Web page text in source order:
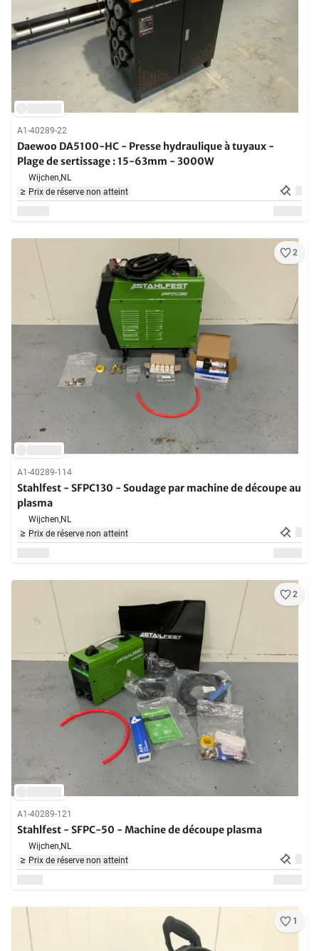
A1-40289-22
Daewoo DA5100-HC - Presse hydraulique à tuyaux -
Plage de sertissage : 15-63mm - 3000W
Wijchen,NL
Prix de réserve non atteint
2
A1-40289-114
Stahlfest - SFPC130 - Soudage par machine de découpe au
plasma
Wijchen,NL
Prix de réserve non atteint
2
A1-40289-121
Stahlfest - SFPC-50 - Machine de découpe plasma
Wijchen,NL
Prix de réserve non atteint
1